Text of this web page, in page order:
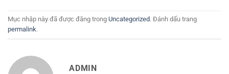
Mục nhập này đã được đăng trong Uncategorized. Đánh dấu trang
permalink.
ADMIN